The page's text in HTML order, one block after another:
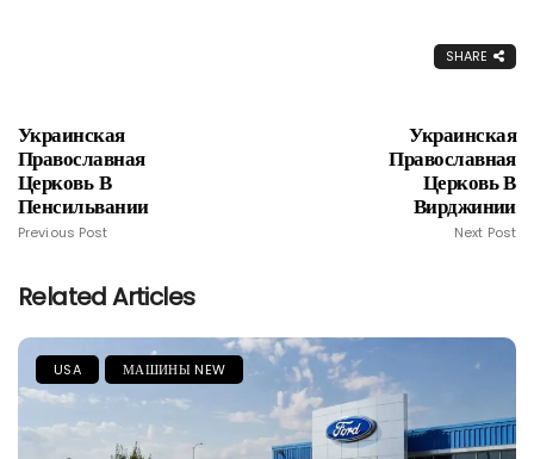
SHARE
Украинская
Православная
Церковь В
Пенсильвании
Previous Post
Украинская
Православная
Церковь В
Вирджинии
Next Post
Related Articles
USA МАШИНЫ NEW